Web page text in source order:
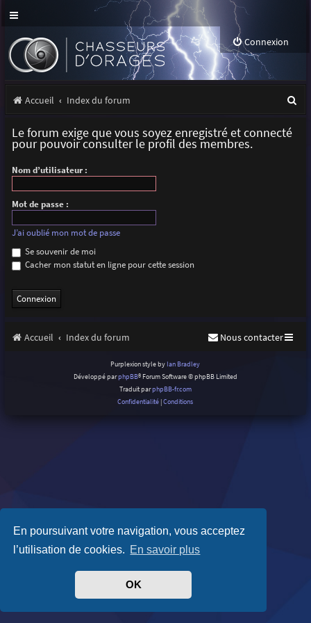
En poursuivant votre navigation, vous acceptez
l’utilisation de cookies. En savoir plus
OK
Connexion
Accueil Index du forum
Le forum exige que vous soyez enregistré et connecté
pour pouvoir consulter le profil des membres.
Nom d’utilisateur :
Mot de passe :
J’ai oublié mon mot de passe
Se souvenir de moi
Cacher mon statut en ligne pour cette session
Accueil Index du forum Nous contacter
Purplexion style by Ian Bradley
Développé parphpBB® Forum Software © phpBB Limited
Traduit parphpBB-fr.com
Confidentialité |Conditions